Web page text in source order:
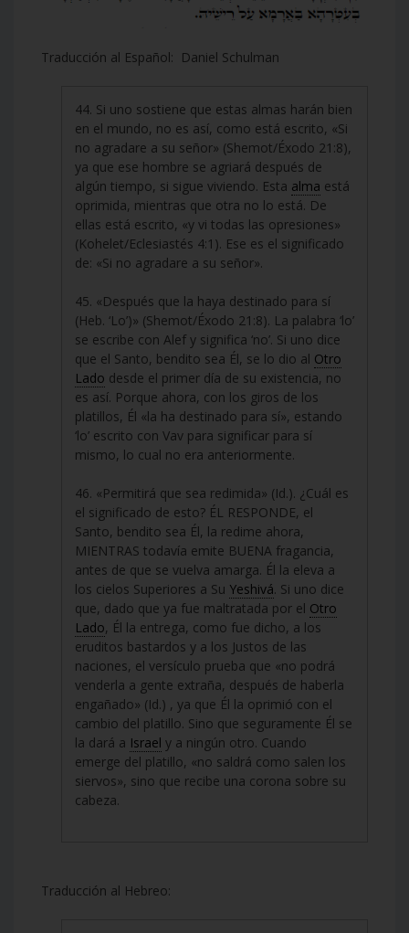
Traducción al Español: Daniel Schulman
44. Si uno sostiene que estas almas harán bien
en el mundo, no es así, como está escrito, «Si
no agradare a su señor» (Shemot/Éxodo 21:8),
ya que ese hombre se agriará después de
algún tiempo, si sigue viviendo. Esta alma está
oprimida, mientras que otra no lo está. De
ellas está escrito, «y vi todas las opresiones»
(Kohelet/Eclesiastés 4:1). Ese es el significado
de: «Si no agradare a su señor».
45. «Después que la haya destinado para sí
(Heb. ‘Lo’)» (Shemot/Éxodo 21:8). La palabra ‘lo’
se escribe con Alef y significa ‘no’. Si uno dice
que el Santo, bendito sea Él, se lo dio al Otro
Lado desde el primer día de su existencia, no
es así. Porque ahora, con los giros de los
platillos, Él «la ha destinado para sí», estando
‘lo’ escrito con Vav para significar para sí
mismo, lo cual no era anteriormente.
46. «Permitirá que sea redimida» (Id.). ¿Cuál es
el significado de esto? ÉL RESPONDE, el
Santo, bendito sea Él, la redime ahora,
MIENTRAS todavía emite BUENA fragancia,
antes de que se vuelva amarga. Él la eleva a
los cielos Superiores a Su Yeshivá. Si uno dice
que, dado que ya fue maltratada por el Otro
Lado, Él la entrega, como fue dicho, a los
eruditos bastardos y a los Justos de las
naciones, el versículo prueba que «no podrá
venderla a gente extraña, después de haberla
engañado» (Id.) , ya que Él la oprimió con el
cambio del platillo. Sino que seguramente Él se
la dará a Israel y a ningún otro. Cuando
emerge del platillo, «no saldrá como salen los
siervos», sino que recibe una corona sobre su
cabeza.
Traducción al Hebreo: